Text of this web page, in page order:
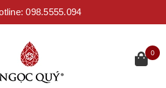
098.5555.094
0